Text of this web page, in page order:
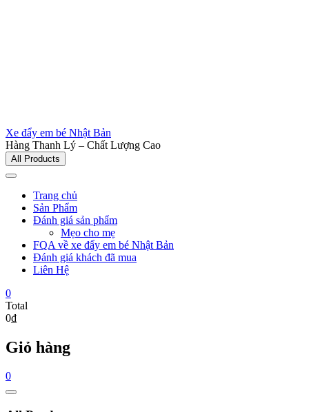
Xe đẩy em bé Nhật Bản
Hàng Thanh Lý – Chất Lượng Cao
All Products
Trang chủ
Sản Phẩm
Đánh giá sản phẩm
Mẹo cho mẹ
FQA về xe đẩy em bé Nhật Bản
Đánh giá khách đã mua
Liên Hệ
0
Total
0₫
Giỏ hàng
0
Catalog